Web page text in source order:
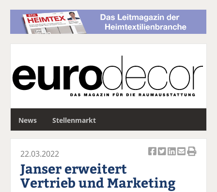
News Stellenmarkt
c
k k k
22.03.2022
Janser erweitert
Vertrieb und Marketing